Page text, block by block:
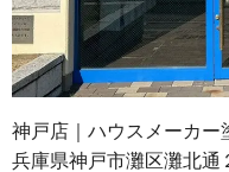
神戸店｜ハウスメーカー
兵庫県神戸市灘区灘北通